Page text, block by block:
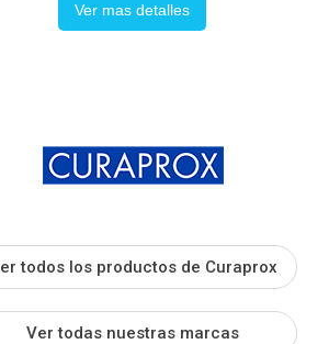
Ver mas detalles
todos los productos de Curaprox
Ver todas nuestras marcas